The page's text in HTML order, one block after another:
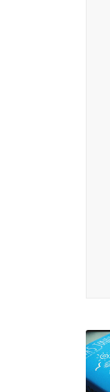
이
코
피
[예
형
도
엄
그